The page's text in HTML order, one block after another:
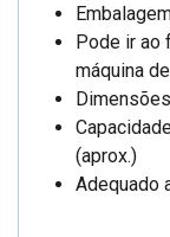
Pode ir ao
máquina
(aprox.)
Adequado